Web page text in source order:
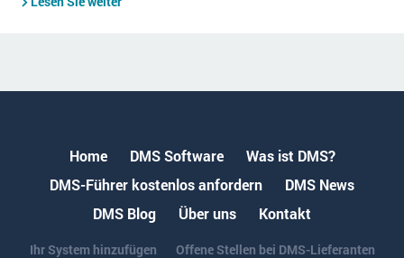
Home DMS Software
Was ist DMS?
DMS-Führer kostenlos anfordern
DMS News
DMS Blog
Über uns Kontakt
Ihr System hinzufügen
Offene Stellen bei DMS-Lieferanten